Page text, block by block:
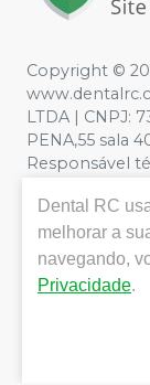
Copyright ©
LTDA | CNPJ:
PENA,55 sala
Responsável
DOS SANTOS
Segurança -
condições da
caso de
do Carrinho
compras de
Dental RC
melhorar a
navegando,
Privacidade.